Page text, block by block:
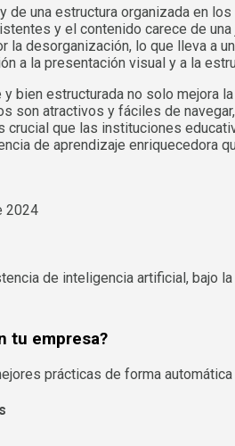
de una estructura organizada en
y el contenido carece de
desorganización, lo que lleva a
a la presentación visual y a la
bien estructurada no solo
son atractivos y fáciles de
que las instituciones
de aprendizaje
2024
de inteligencia artificial, bajo
tu empresa?
prácticas de forma